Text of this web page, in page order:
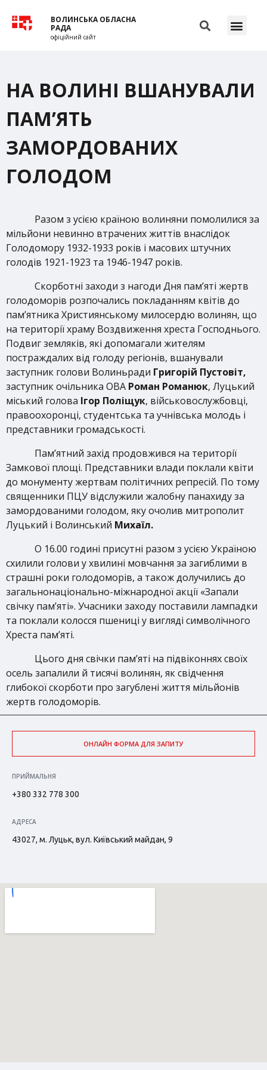
ВОЛИНСЬКА ОБЛАСНА
РАДА
офіційний сайт
НА ВОЛИНІ ВШАНУВАЛИ
ПАМ’ЯТЬ
ЗАМОРДОВАНИХ
ГОЛОДОМ
Разом з усією країною волиняни помолилися за
мільйони невинно втрачених життів внаслідок
Голодомору 1932-1933 років і масових штучних
голодів 1921-1923 та 1946-1947 років.
Скорботні заходи з нагоди Дня пам’яті жертв
голодоморів розпочались покладанням квітів до
пам’ятника Християнському милосердю волинян, що
на території храму Воздвиження хреста Господнього.
Подвиг земляків, які допомагали жителям
постраждалих від голоду регіонів, вшанували
заступник голови Волиньради Григорій Пустовіт,
заступник очільника ОВА Роман Романюк, Луцький
міський голова Ігор Поліщук, військовослужбовці,
правоохоронці, студентська та учнівська молодь і
представники громадськості.
Пам’ятний захід продовжився на території
Замкової площі. Представники влади поклали квіти
до монументу жертвам політичних репресій. По тому
священники ПЦУ відслужили жалобну панахиду за
замордованими голодом, яку очолив митрополит
Луцький і Волинський Михаїл.
О 16.00 годині присутні разом з усією Україною
схилили голови у хвилині мовчання за загиблими в
страшні роки голодоморів, а також долучились до
загальнонаціонально-міжнародної акції «Запали
свічку пам’яті». Учасники заходу поставили лампадки
та поклали колосся пшениці у вигляді символічного
Хреста пам’яті.
Цього дня свічки пам’яті на підвіконнях своїх
осель запалили й тисячі волинян, як свідчення
глибокої скорботи про загублені життя мільйонів
жертв голодоморів.
ОНЛАЙН ФОРМА ДЛЯ ЗАПИТУ
ПРИЙМАЛЬНЯ
+380 332 778 300
АДРЕСА
43027, м. Луцьк, вул. Київський майдан, 9